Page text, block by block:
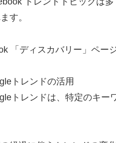
す。
「ディスカバリー」ペー
トレンドの活用
トレンドは、特定のキー